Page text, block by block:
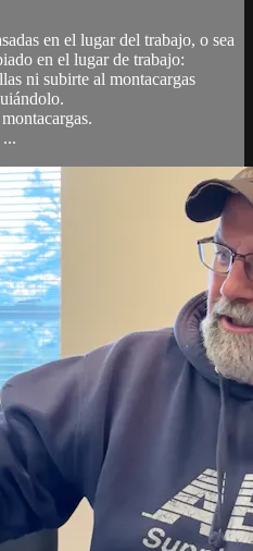
en el lugar del trabajo, o sea
en el lugar de trabajo:
ni subirte al montacargas